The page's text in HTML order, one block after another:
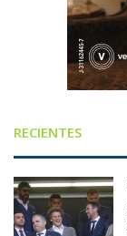
RECIENTES